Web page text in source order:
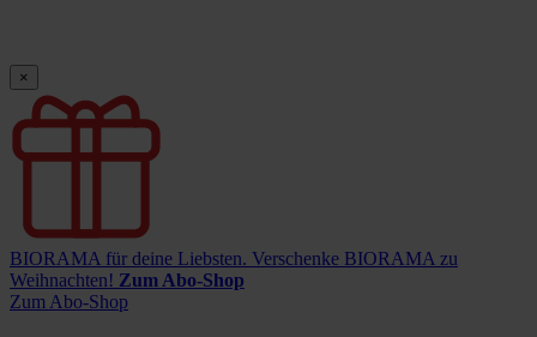
×
BIORAMA für deine Liebsten. Verschenke BIORAMA zu
Weihnachten! Zum Abo-Shop
Zum Abo-Shop